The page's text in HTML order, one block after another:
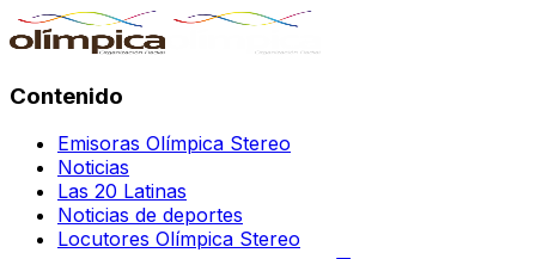
Contenido
Emisoras Olímpica Stereo
Noticias
Las 20 Latinas
Noticias de deportes
Locutores Olímpica Stereo